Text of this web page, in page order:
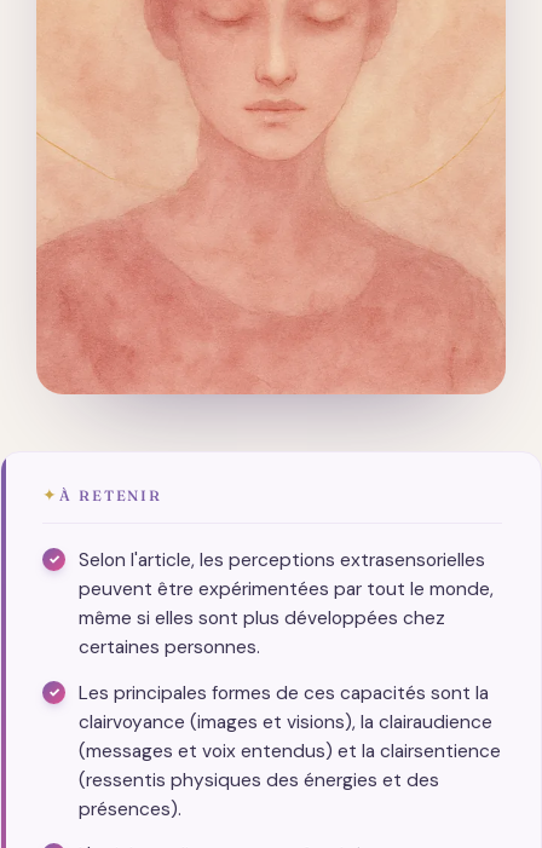
✦ À RETENIR
Selon l'article, les perceptions extrasensorielles
peuvent être expérimentées par tout le monde,
même si elles sont plus développées chez
certaines personnes.
Les principales formes de ces capacités sont la
clairvoyance (images et visions), la clairaudience
(messages et voix entendus) et la clairsentience
(ressentis physiques des énergies et des
présences).